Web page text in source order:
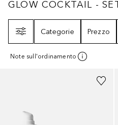
GLOW COCKTAIL -
GLOW COCKTAIL -
Categorie
Prezzo
Note sull'ordinamento